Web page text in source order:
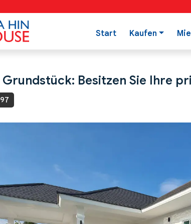
Start Kaufen
Besitzen Sie Ihre